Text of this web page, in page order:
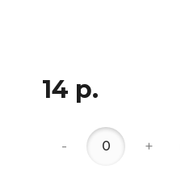
14 р.
- +